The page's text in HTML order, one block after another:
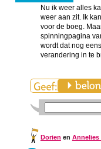
Nu ik weer alles
weer aan zit. Ik
voor de boeg.
spinningpagina
wordt dat nog
verandering in te
Dorien en Annelies